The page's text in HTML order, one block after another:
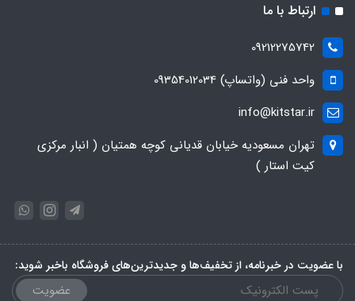
ارتباط با ما
09212275742
واحد فنی (واتساپ) 09354012034
info@kitstar.ir
تهران مسعودیه خیابان قدیانی کوچه همتیان ( انبار مرکزی
کیت استار )
با عضویت در خبرنامه، از تخفیف‌ها و جدیدترین‌های فروشگاه باخبر شوید:
عضویت